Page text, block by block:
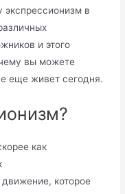
в
и этого
вы можете
еще живет сегодня.
как
которое